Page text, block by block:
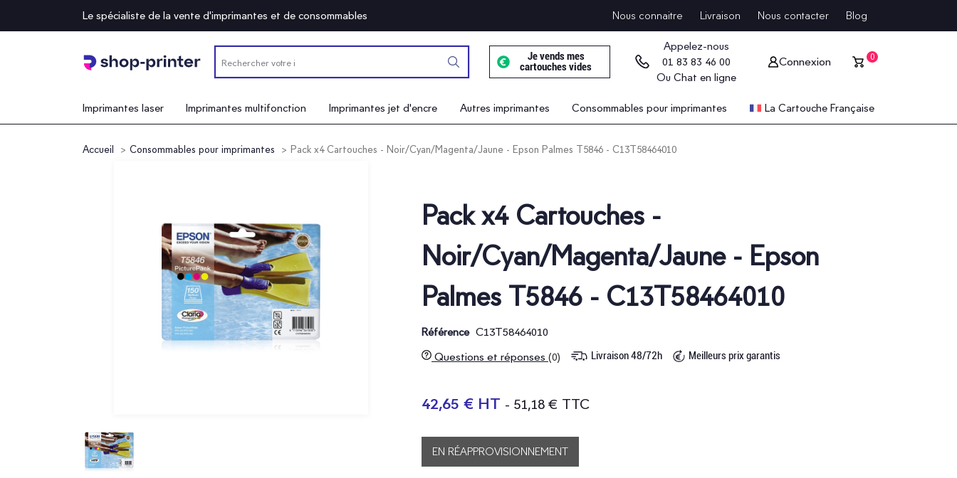
Le spécialiste de la vente d'imprimantes et de consommables Nous connaitre Livraison Nous contacter Blog
Je vends mes
cartouches vides
Appelez-nous
01 83 83 46 00
Ou Chat en ligne
Connexion 0
Imprimantes laser Imprimantes multifonction Imprimantes jet d'encre Autres imprimantes Consommables pour imprimantes La Cartouche Française
Accueil Consommables pour imprimantes Pack x4 Cartouches - Noir/Cyan/Magenta/Jaune - Epson Palmes T5846 - C13T58464010
Pack x4 Cartouches -
Noir/Cyan/Magenta/Jaune - Epson
Palmes T5846 - C13T58464010
Référence C13T58464010
Questions et réponses (0) Livraison 48/72h Meilleurs prix garantis
42,65 € HT - 51,18 € TTC
EN RÉAPPROVISIONNEMENT